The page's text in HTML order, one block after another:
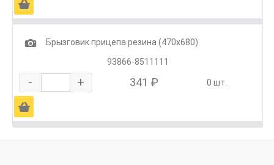
Ä
1
Брызговик прицепа резина (470х680)
93866-8511111
- + 341 ₽ 0 шт.
Ä